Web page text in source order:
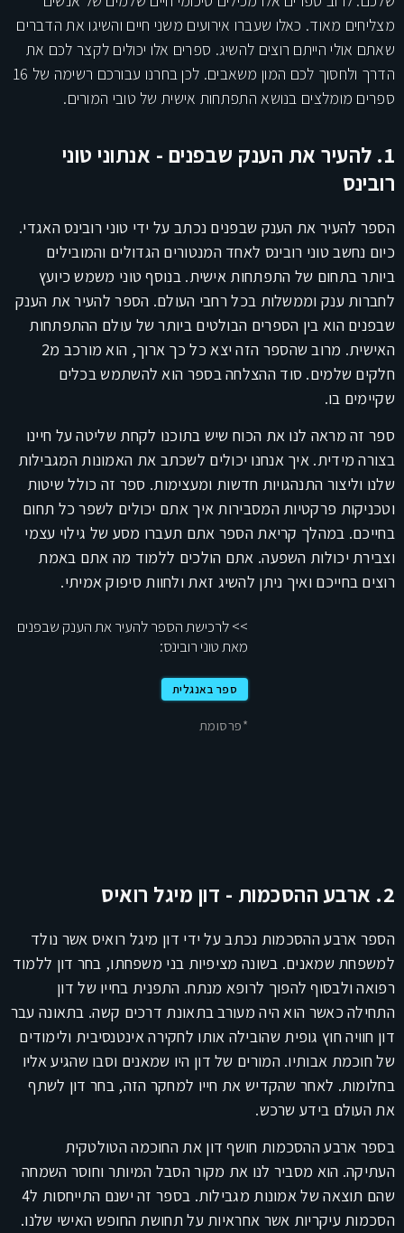
מצליחים מאוד. כאלו שעברו אירועים משני חיים והשיגו את הדברים
שאתם אולי הייתם רוצים להשיג. ספרים אלו יכולים לקצר לכם את
הדרך ולחסוך לכם המון משאבים. לכן בחרנו עבורכם רשימה של 16
ספרים מומלצים בנושא התפתחות אישית של טובי המורים.
1. להעיר את הענק שבפנים - אנתוני טוני
רובינס
הספר להעיר את הענק שבפנים נכתב על ידי טוני רובינס האגדי.
כיום נחשב טוני רובינס לאחד המנטורים הגדולים והמובילים
ביותר בתחום של התפתחות אישית. בנוסף טוני משמש כיועץ
לחברות ענק וממשלות בכל רחבי העולם. הספר להעיר את הענק
שבפנים הוא בין הספרים הבולטים ביותר של עולם ההתפתחות
האישית. מרוב שהספר הזה יצא כל כך ארוך, הוא מורכב מ2
חלקים שלמים. סוד ההצלחה בספר הוא להשתמש בכלים
שקיימים בו.
ספר זה מראה לנו את הכוח שיש בתוכנו לקחת שליטה על חיינו
בצורה מידית. איך אנחנו יכולים לשכתב את האמונות המגבילות
שלנו וליצור התנהגויות חדשות ומעצימות. ספר זה כולל שיטות
וטכניקות פרקטיות המסבירות איך אתם יכולים לשפר כל תחום
בחייכם. במהלך קריאת הספר אתם תעברו מסע של גילוי עצמי
וצבירת יכולות השפעה. אתם הולכים ללמוד מה אתם באמת
רוצים בחייכם ואיך ניתן להשיג זאת ולחוות סיפוק אמיתי.
>> לרכישת הספר להעיר את הענק שבפנים
מאת טוני רובינס:
ספר באנגלית
*פרסומת
2. ארבע ההסכמות - דון מיגל רואיס
הספר ארבע ההסכמות נכתב על ידי דון מיגל רואיס אשר נולד
למשפחת שמאנים. בשונה מציפיות בני משפחתו, בחר דון ללמוד
רפואה ולבסוף להפוך לרופא מנתח. התפנית בחייו של דון
התחילה כאשר הוא היה מעורב בתאונת דרכים קשה. בתאונה עבר
דון חוויה חוץ גופית שהובילה אותו לחקירה אינטנסיבית ולימודים
של חוכמת אבותיו. המורים של דון היו שמאנים וסבו שהגיע אליו
בחלומות. לאחר שהקדיש את חייו למחקר הזה, בחר דון לשתף
את העולם בידע שרכש.
בספר ארבע ההסכמות חושף דון את החוכמה הטולטקית
העתיקה. הוא מסביר לנו את מקור הסבל המיותר וחוסר השמחה
שהם תוצאה של אמונות מגבילות. בספר זה ישנם התייחסות ל4
הסכמות עיקריות אשר אחראיות על תחושת החופש האישי שלנו.